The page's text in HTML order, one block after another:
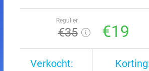
Regulier
€35 €19
Verkocht: